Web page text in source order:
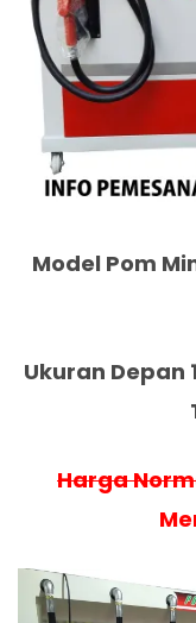
Model Pom
Ukuran Depan
Harga